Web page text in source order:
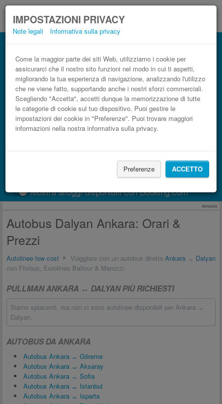
IMPOSTAZIONI PRIVACY
Note legali Informativa sulla privacy
Come la maggior parte dei siti Web, utilizziamo i cookie per
assicurarci che il nostro sito funzioni nel modo in cui ti aspetti,
migliorando la tua esperienza di navigazione, analizzando l'utilizzo
che ne viene fatto, supportando anche i nostri sforzi commerciali.
Scegliendo "Accetta", accetti dunque la memorizzazione di tutte
le categorie di cookie sul tuo dispositivo. Puoi gestire le
impostazioni dei cookie in "Preferenze". Puoi trovare maggiori
informazioni nella nostra informativa sulla privacy.
Preferenze ACCETTO
Autobus Ankara Dalyan low cost
Prenota il biglietto del pullman più economico
Mostra alloggi disponibili con Booking.com
Annuncio
Autobus Dalyan Ankara: Orari &
Prezzi
Autolinee low cost Viaggiare con un autobus diretto Ankara ↔ Dalyan
con Flixbus, Eurolines Baltour & Marozzi
PULLMAN ANKARA ↔ DALYAN PIÙ RICHIESTI
Siamo spiacenti, ma non ci sono autolinee disponibili per Ankara ↔
Dalyan.
AUTOBUS DA ANKARA
Autobus Ankara ↔ Göreme
Autobus Ankara ↔ Aksaray
Autobus Ankara ↔ Sofia
Autobus Ankara ↔ Istanbul
Autobus Ankara ↔ Isparta